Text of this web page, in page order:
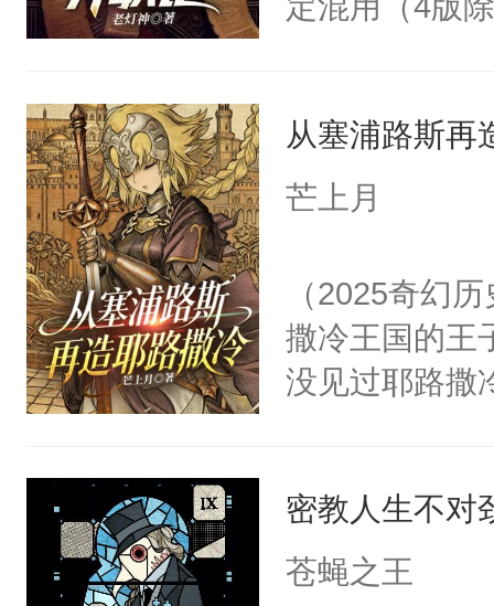
从塞浦路斯再
芒上月
（2025奇幻
撒冷王国的王
没见过耶路撒
的十二位圣武
紫瞳的阿斯托
密教人生不对
苍蝇之王